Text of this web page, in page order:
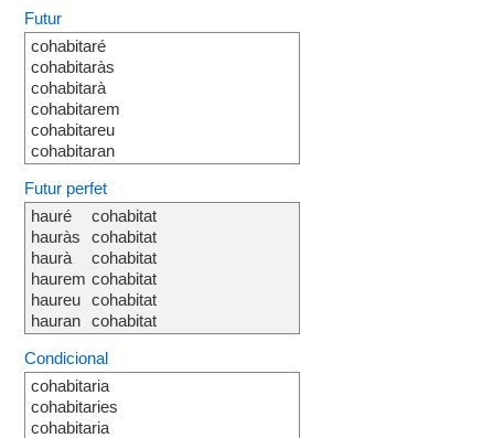
Futur
cohabitaré
cohabitaràs
cohabitarà
cohabitarem
cohabitareu
cohabitaran
Futur perfet
hauré
hauràs
haurà
haurem
haureu
hauran
cohabitat
cohabitat
cohabitat
cohabitat
cohabitat
cohabitat
Condicional
cohabitaria
cohabitaries
cohabitaria